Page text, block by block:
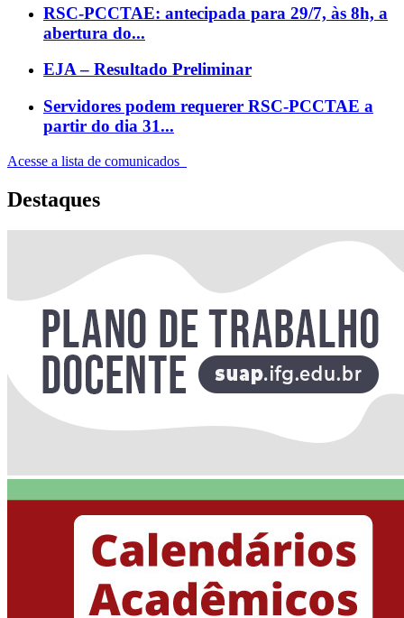
RSC-PCCTAE: antecipada para 29/7, às 8h, a
abertura do...
EJA – Resultado Preliminar
Servidores podem requerer RSC-PCCTAE a
partir do dia 31...
Acesse a lista de comunicados
Destaques